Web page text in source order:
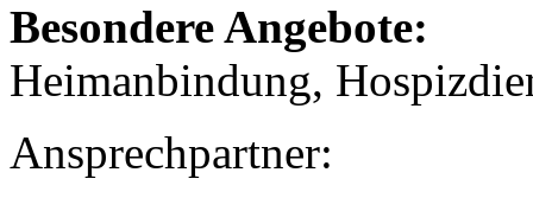
Besondere Angebote:
Heimanbindung,
Ansprechpartner: